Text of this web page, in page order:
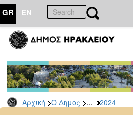
GR EN
Αρχική Ο Δήμος ... 2024
ΔΗΜΟΣ
Δελτία
Τύπου
Αρχείο
2026